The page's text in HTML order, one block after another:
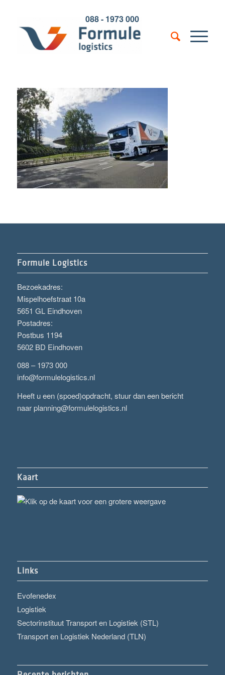
088 - 1973 000
Formule Logistics
Bezoekadres:
Mispelhoefstraat 10a
5651 GL Eindhoven
Postadres:
Postbus 1194
5602 BD Eindhoven
088 – 1973 000
info@formulelogistics.nl
Heeft u een (spoed)opdracht, stuur dan een bericht
naarplanning@formulelogistics.nl
Kaart
Links
Evofenedex
Logistiek
Sectorinstituut Transport en Logistiek (STL)
Transport en Logistiek Nederland (TLN)